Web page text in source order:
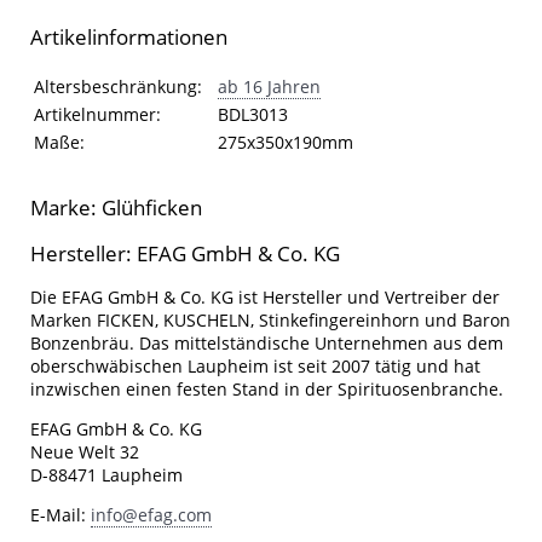
Artikelinformationen
Artikelinformationen
Eigenschaft Wert
Altersbeschränkung:
ab 16 Jahren
Artikelnummer:
BDL3013
Maße:
275x350x190mm
Marke: Glühficken
Hersteller: EFAG GmbH & Co. KG
Die EFAG GmbH & Co. KG ist Hersteller und Vertreiber der
Marken FICKEN, KUSCHELN, Stinkefingereinhorn und Baron
Bonzenbräu. Das mittelständische Unternehmen aus dem
oberschwäbischen Laupheim ist seit 2007 tätig und hat
inzwischen einen festen Stand in der Spirituosenbranche.
EFAG GmbH & Co. KG
Neue Welt 32
D-88471 Laupheim
E-Mail: info@efag.com